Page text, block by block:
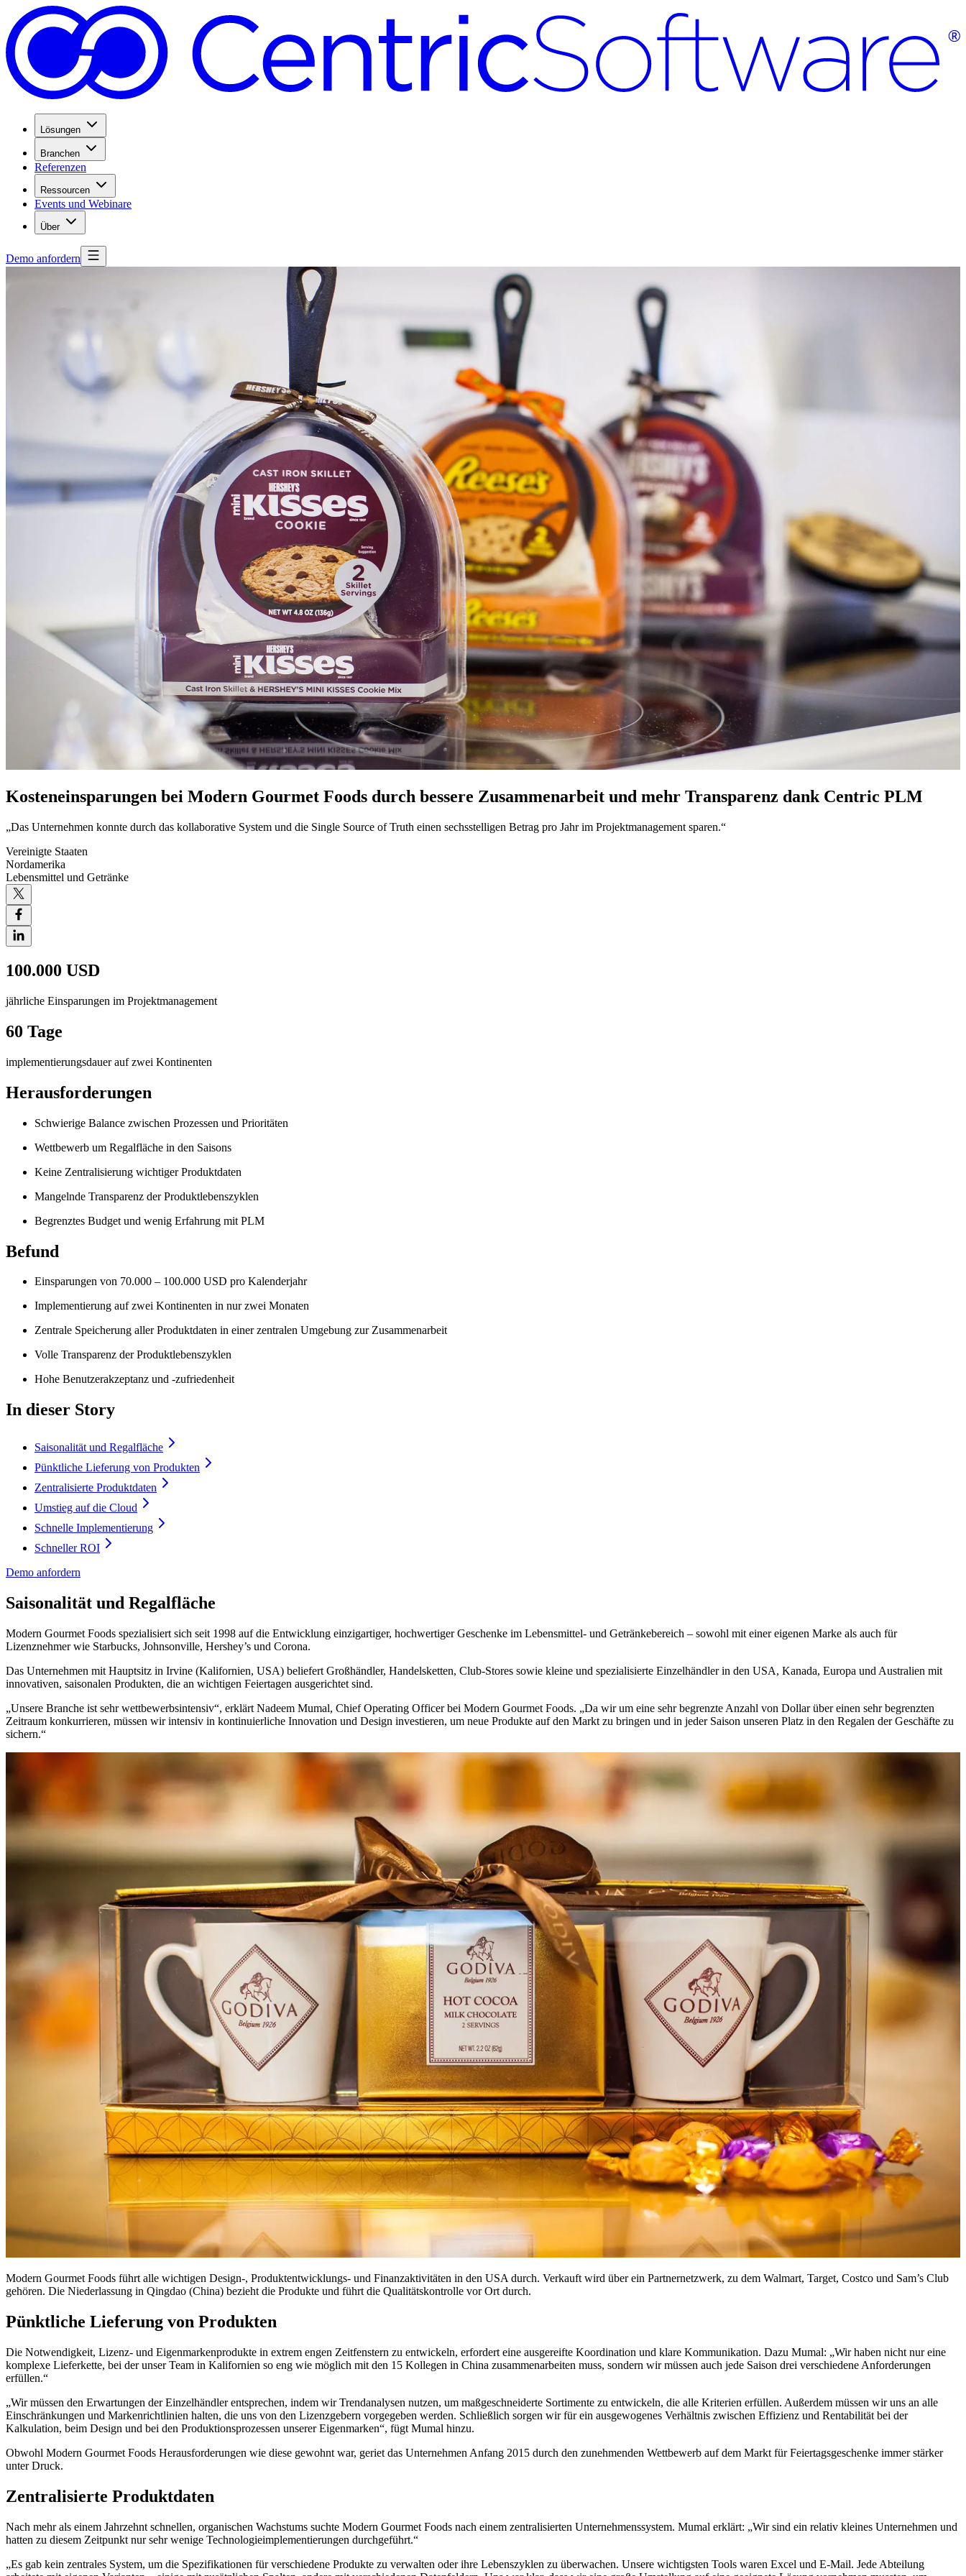
Lösungen
Branchen
Referenzen
Ressourcen
Events und Webinare
Über
Demo anfordern
Kosteneinsparungen bei Modern Gourmet Foods durch bessere Zusammenarbeit und mehr Transparenz dank Centric PLM
„Das Unternehmen konnte durch das kollaborative System und die Single Source of Truth einen sechsstelligen Betrag pro Jahr im Projektmanagement sparen.“
Vereinigte Staaten
Nordamerika
Lebensmittel und Getränke
100.000 USD
jährliche Einsparungen im Projektmanagement
60 Tage
implementierungsdauer auf zwei Kontinenten
Herausforderungen
Schwierige Balance zwischen Prozessen und Prioritäten
Wettbewerb um Regalfläche in den Saisons
Keine Zentralisierung wichtiger Produktdaten
Mangelnde Transparenz der Produktlebenszyklen
Begrenztes Budget und wenig Erfahrung mit PLM
Befund
Einsparungen von 70.000 – 100.000 USD pro Kalenderjahr
Implementierung auf zwei Kontinenten in nur zwei Monaten
Zentrale Speicherung aller Produktdaten in einer zentralen Umgebung zur Zusammenarbeit
Volle Transparenz der Produktlebenszyklen
Hohe Benutzerakzeptanz und -zufriedenheit
In dieser Story
Saisonalität und Regalfläche
Pünktliche Lieferung von Produkten
Zentralisierte Produktdaten
Umstieg auf die Cloud
Schnelle Implementierung
Schneller ROI
Demo anfordern
Saisonalität und Regalfläche
Modern Gourmet Foods spezialisiert sich seit 1998 auf die Entwicklung einzigartiger, hochwertiger Geschenke im Lebensmittel- und Getränkebereich – sowohl mit einer eigenen Marke als auch für
Lizenznehmer wie Starbucks, Johnsonville, Hershey’s und Corona.
Das Unternehmen mit Hauptsitz in Irvine (Kalifornien, USA) beliefert Großhändler, Handelsketten, Club-Stores sowie kleine und spezialisierte Einzelhändler in den USA, Kanada, Europa und Australien mit
innovativen, saisonalen Produkten, die an wichtigen Feiertagen ausgerichtet sind.
„Unsere Branche ist sehr wettbewerbsintensiv“, erklärt Nadeem Mumal, Chief Operating Officer bei Modern Gourmet Foods. „Da wir um eine sehr begrenzte Anzahl von Dollar über einen sehr begrenzten
Zeitraum konkurrieren, müssen wir intensiv in kontinuierliche Innovation und Design investieren, um neue Produkte auf den Markt zu bringen und in jeder Saison unseren Platz in den Regalen der Geschäfte zu
sichern.“
Modern Gourmet Foods führt alle wichtigen Design-, Produktentwicklungs- und Finanzaktivitäten in den USA durch. Verkauft wird über ein Partnernetzwerk, zu dem Walmart, Target, Costco und Sam’s Club
gehören. Die Niederlassung in Qingdao (China) bezieht die Produkte und führt die Qualitätskontrolle vor Ort durch.
Pünktliche Lieferung von Produkten
Die Notwendigkeit, Lizenz- und Eigenmarkenprodukte in extrem engen Zeitfenstern zu entwickeln, erfordert eine ausgereifte Koordination und klare Kommunikation. Dazu Mumal: „Wir haben nicht nur eine
komplexe Lieferkette, bei der unser Team in Kalifornien so eng wie möglich mit den 15 Kollegen in China zusammenarbeiten muss, sondern wir müssen auch jede Saison drei verschiedene Anforderungen
erfüllen.“
„Wir müssen den Erwartungen der Einzelhändler entsprechen, indem wir Trendanalysen nutzen, um maßgeschneiderte Sortimente zu entwickeln, die alle Kriterien erfüllen. Außerdem müssen wir uns an alle
Einschränkungen und Markenrichtlinien halten, die uns von den Lizenzgebern vorgegeben werden. Schließlich sorgen wir für ein ausgewogenes Verhältnis zwischen Effizienz und Rentabilität bei der
Kalkulation, beim Design und bei den Produktionsprozessen unserer Eigenmarken“, fügt Mumal hinzu.
Obwohl Modern Gourmet Foods Herausforderungen wie diese gewohnt war, geriet das Unternehmen Anfang 2015 durch den zunehmenden Wettbewerb auf dem Markt für Feiertagsgeschenke immer stärker
unter Druck.
Zentralisierte Produktdaten
Nach mehr als einem Jahrzehnt schnellen, organischen Wachstums suchte Modern Gourmet Foods nach einem zentralisierten Unternehmenssystem. Mumal erklärt: „Wir sind ein relativ kleines Unternehmen und
hatten zu diesem Zeitpunkt nur sehr wenige Technologieimplementierungen durchgeführt.“
„Es gab kein zentrales System, um die Spezifikationen für verschiedene Produkte zu verwalten oder ihre Lebenszyklen zu überwachen. Unsere wichtigsten Tools waren Excel und E-Mail. Jede Abteilung